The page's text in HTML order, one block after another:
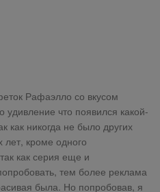
Рафаэлло со вкусом
что появился какой-
как никогда не было других
лет, кроме одного
как серия еще и
тем более реклама
была. Но попробовав, я